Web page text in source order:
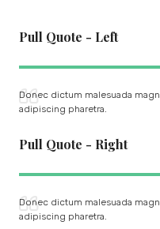
Pull Quote - Left
Donec dictum malesuada
adipiscing pharetra.
Pull Quote - Right
Donec dictum malesuada
adipiscing pharetra.